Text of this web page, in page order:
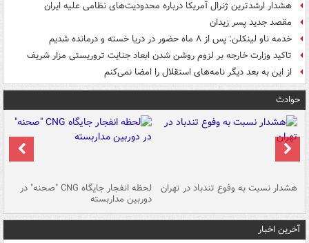
هشدار ارشدترین ژنرال آمریکا درباره محدودیت‌های نظامی علیه ایران
مقصد جدید پسر زیدان
خدمه ناو لینکلن: پس از ۸ ماه حضور در دریا خسته و درمانده‌ شدیم
تاکید وزارت خارجه بر لزوم روشن شدن ابعاد جنایت تروریستی مزار شریف
از این به بعد دیگر نامه‌های استقلال را امضا نمی‌کنم
حوادث
هشدار نسبت به وفوع تندباد در تهران لحظه انفجار جایگاه CNG "صحنه" در
دوربین مداربسته
آخرین اخبار